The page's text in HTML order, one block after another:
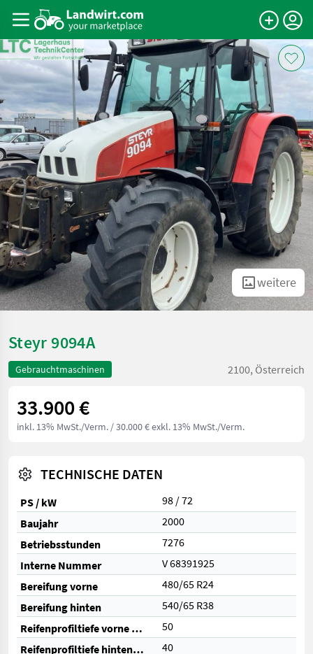
weitere
Steyr 9094A
Gebrauchtmaschinen 2100, Österreich
33.900 €
inkl. 13% MwSt./Verm. / 30.000 € exkl. 13% MwSt./Verm.
TECHNISCHE DATEN
PS / kW
98 / 72
Baujahr
2000
Betriebsstunden
7276
Interne Nummer
V 68391925
Bereifung vorne
480/65 R24
Bereifung hinten
540/65 R38
Reifenprofiltiefe vorne (%)
50
Reifenprofiltiefe hinten (%)
40